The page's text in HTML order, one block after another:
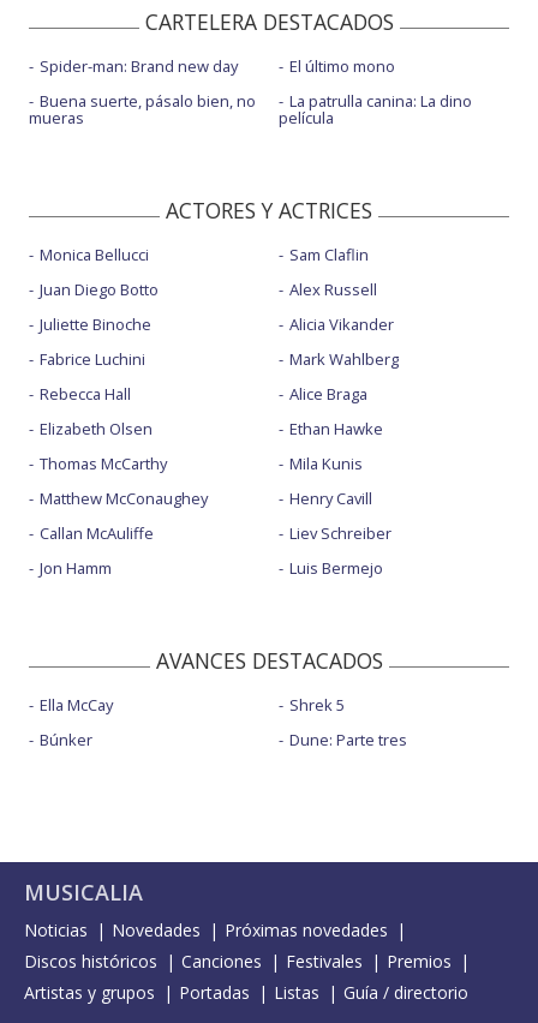
CARTELERA DESTACADOS
Spider-man: Brand new day
Buena suerte, pásalo bien, no
mueras
El último mono
La patrulla canina: La dino
película
ACTORES Y ACTRICES
Monica Bellucci
Juan Diego Botto
Juliette Binoche
Fabrice Luchini
Rebecca Hall
Elizabeth Olsen
Thomas McCarthy
Matthew McConaughey
Callan McAuliffe
Jon Hamm
Sam Claflin
Alex Russell
Alicia Vikander
Mark Wahlberg
Alice Braga
Ethan Hawke
Mila Kunis
Henry Cavill
Liev Schreiber
Luis Bermejo
AVANCES DESTACADOS
Ella McCay
Búnker
Shrek 5
Dune: Parte tres
MUSICALIA
Noticias Novedades
Próximas novedades
Discos históricos
Canciones Festivales
Premios
Artistas y grupos
Portadas Listas Guía / directorio